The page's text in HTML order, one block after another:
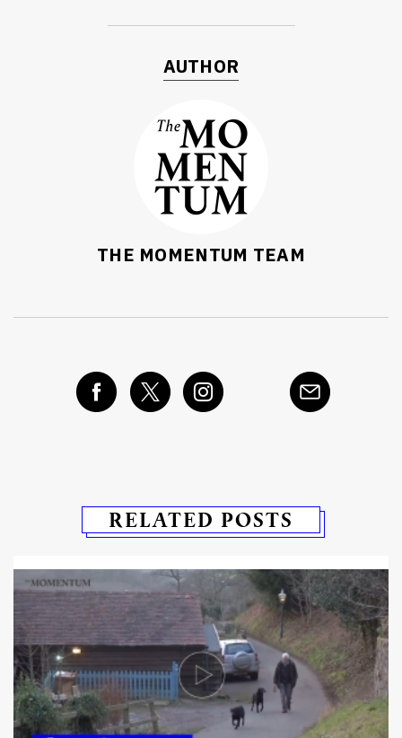
AUTHOR
THE MOMENTUM TEAM
RELATED POSTS